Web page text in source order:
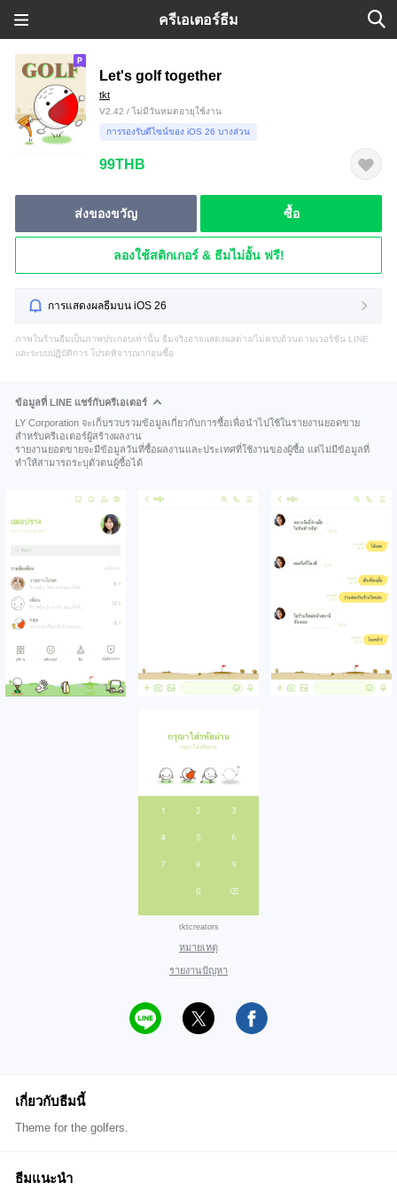
ครีเอเตอร์ธีม
Let's golf together
tkt
V2.42 / ไม่มีวันหมดอายุใช้งาน
การรองรับดีไซน์ของ iOS 26 บางส่วน
99THB
ส่งของขวัญ ซื้อ
ลองใช้สติกเกอร์ & ธีมไม่อั้น ฟรี!
การแสดงผลธีมบน iOS 26
ภาพในร้านธีมเป็นภาพประกอบเท่านั้น ธีมจริงอาจแสดงผลต่าง/ไม่ครบถ้วนตามเวอร์ชัน LINE
และระบบปฏิบัติการ โปรดพิจารณาก่อนซื้อ
ข้อมูลที่ LINE แชร์กับครีเอเตอร์
LY Corporation จะเก็บรวบรวมข้อมูลเกี่ยวกับการซื้อเพื่อนำไปใช้ในรายงานยอดขาย
สำหรับครีเอเตอร์ผู้สร้างผลงาน
รายงานยอดขายจะมีข้อมูลวันที่ซื้อผลงานและประเทศที่ใช้งานของผู้ซื้อ แต่ไม่มีข้อมูลที่
ทำให้สามารถระบุตัวตนผู้ซื้อได้
tktcreators
หมายเหตุ
รายงานปัญหา
เกี่ยวกับธีมนี้
Theme for the golfers.
ธีมแนะนำ